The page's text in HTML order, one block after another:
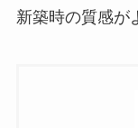
新築時の質感が